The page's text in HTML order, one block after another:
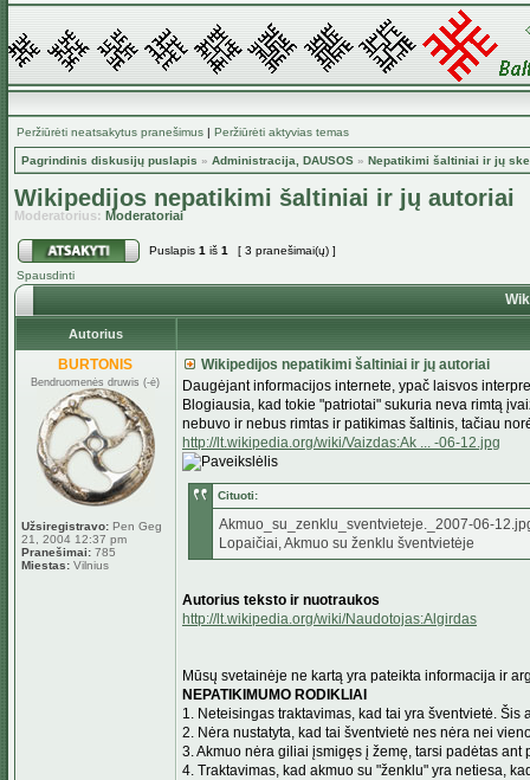
Peržiūrėti neatsakytus pranešimus | Peržiūrėti aktyvias temas
Pagrindinis diskusijų puslapis » Administracija, DAUSOS » Nepatikimi šaltiniai ir jų
Wikipedijos nepatikimi šaltiniai ir jų autoriai
Moderatorius: Moderatoriai
Puslapis 1 iš 1
[ 3 pranešimai(ų) ]
Spausdinti
Autorius
BURTONIS
Bendruomenės druwis (-ė)
Užsiregistravo: Pen Geg
21, 2004 12:37 pm
Pranešimai: 785
Miestas: Vilnius
Wikipedijos nepatikimi šaltiniai ir jų autoriai
Daugėjant informacijos internete, ypač laisvos
Blogiausia, kad tokie "patriotai" sukuria neva rimtą
nebuvo ir nebus rimtas ir patikimas šaltinis, tačiau
http://lt.wikipedia.org/wiki/Vaizdas:Ak ... -06-12.jpg
Cituoti:
Akmuo_su_zenklu_sventvieteje._2007-06-
Lopaičiai, Akmuo su ženklu šventvietėje
Autorius teksto ir nuotraukos
http://lt.wikipedia.org/wiki/Naudotojas:Algirdas
Mūsų svetainėje ne kartą yra pateikta informacija ir
NEPATIKIMUMO RODIKLIAI
1. Neteisingas traktavimas, kad tai yra šventvietė.
2. Nėra nustatyta, kad tai šventvietė nes nėra nei
3. Akmuo nėra giliai įsmigęs į žemę, tarsi padėtas
4. Traktavimas, kad akmuo su "ženklu" yra netiesa,